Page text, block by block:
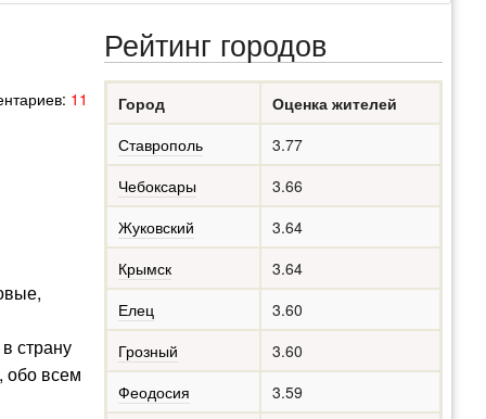
11
страну
обо всем
Рейтинг городов
Город
Оценка жителей
Ставрополь
3.77
Чебоксары
3.66
Жуковский
3.64
Крымск
3.64
Елец
3.60
Грозный
3.60
Феодосия
3.59